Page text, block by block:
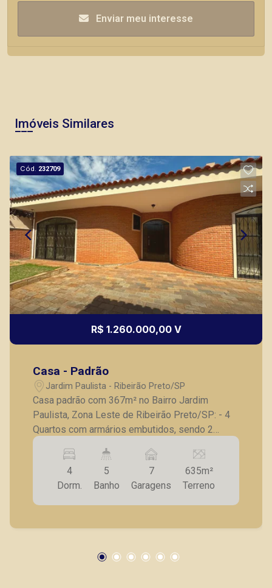
Enviar meu interesse
Imóveis Similares
Cód. 232709
R$ 1.260.000,00 V
Casa - Padrão
Jardim Paulista - Ribeirão Preto/SP
Casa padrão com 367m² no Bairro Jardim
Paulista, Zona Leste de Ribeirão Preto/SP: - 4
Quartos com armários embutidos, sendo 2
suites; - Sala de estar e TV amplas para 2
ambientes; - Lavabo; - Sala de almoço; - Cozinha
com armários planejados; - Lavanderia; -
Despensa; - Terraço; - Quintal e jardim; - Varanda
gourmet com churrasqueira; - Piscina; -
atendimento da area da piscina; - Garagem para
como objetivo atender seus clientes com
4
Dorm.
5
Banho
7
Garagens
635m²
Terreno